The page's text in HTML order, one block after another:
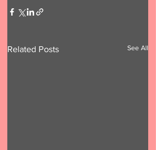
Related Posts See All